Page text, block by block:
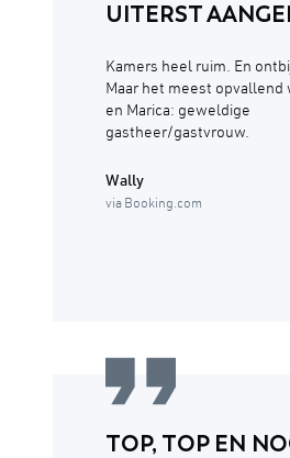
UITERST
Kamers heel ruim. En
Maar het meest opvallend
en Marica: geweldige
gastheer/gastvrouw.
Wally
via Booking.com
TOP, TOP EN